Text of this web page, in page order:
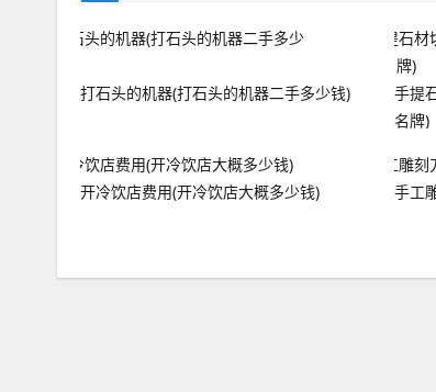
打石头的机器(打石头的机器二手多少钱)
手提
名牌)
开冷饮店费用(开冷饮店大概多少钱)
手工